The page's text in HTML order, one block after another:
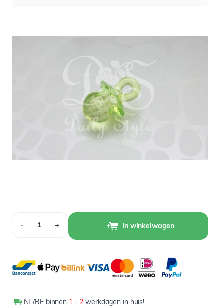
Groen (12st)
Art. nr. 1110-37GROEN
1,50 Verpakt per 12 stuks
- + In winkelwagen
NL/BE binnen 1 - 2 werkdagen in huis!